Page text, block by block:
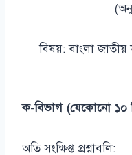
বিষয়: বাংলা
ক-বিভাগ (যেকোনো ১০
অতি সংক্ষিপ্ত প্রশ্নাবলি: